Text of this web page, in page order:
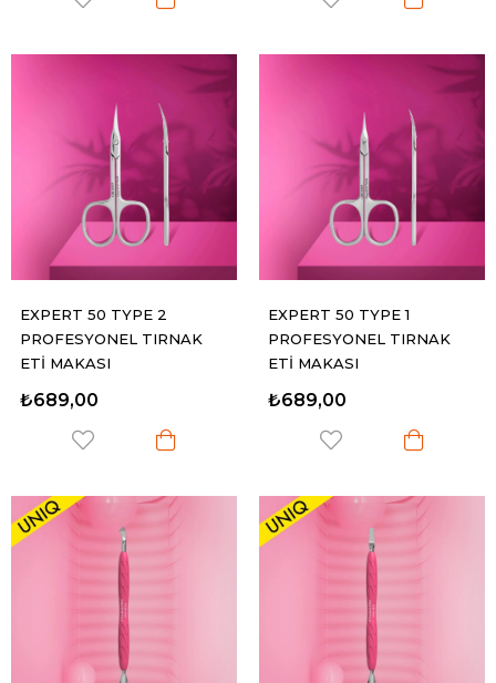
EXPERT 50 TYPE 2
PROFESYONEL TIRNAK
ETİ MAKASI
₺689,00
EXPERT 50 TYPE 1
PROFESYONEL TIRNAK
ETİ MAKASI
₺689,00